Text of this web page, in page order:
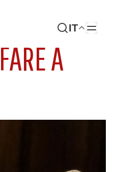
IT
A